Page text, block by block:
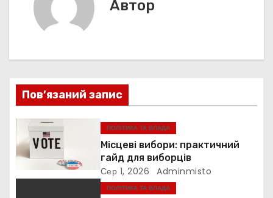
я
ц
і
я
з
а
Автор
Пов’язаний запис
ПОЛІТИКА ТА ВЛАДА
Місцеві вибори: практичний
гайд для виборців
Сер 1, 2026 Adminmisto
ПОЛІТИКА ТА ВЛАДА